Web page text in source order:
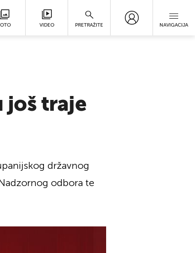
VIDEO PRETRAŽITE NAVIGACIJA
još traje
državnog
odbora te